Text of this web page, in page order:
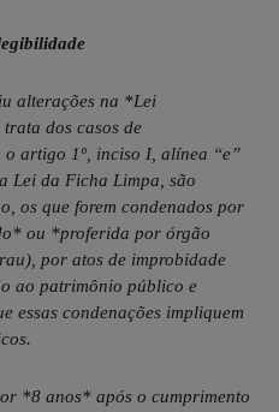
alterações na *Lei
dos casos de
artigo 1º, inciso I, alínea “e”
Lei da Ficha Limpa, são
os que forem condenados por
ou *proferida por órgão
por atos de improbidade
ao patrimônio público e
essas condenações impliquem
*8 anos* após o cumprimento